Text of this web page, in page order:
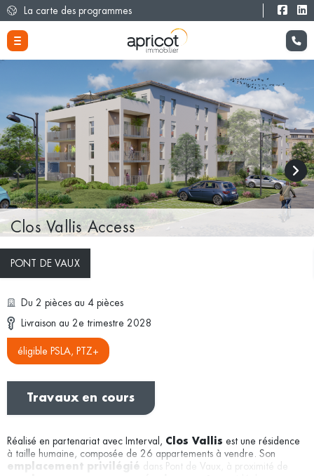
La carte des programmes
Clos Vallis Access
PONT DE VAUX
Du 2 pièces au 4 pièces
Livraison au 2e trimestre 2028
éligible PSLA, PTZ+
Travaux en cours
Réalisé en partenariat avec Imterval, Clos Vallis est une résidence
à taille humaine, composée de 26 appartements à vendre. Son
emplacement privilégié dans Pont de Vaux, à proximité de